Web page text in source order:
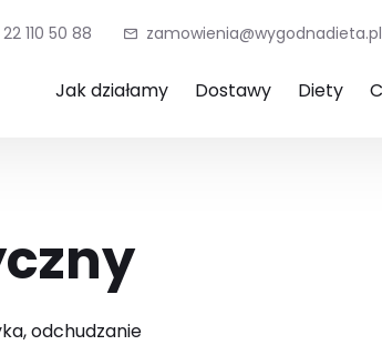
22 110 50 88 zamowienia@wygodnadieta.pl
Jak działamy Dostawy Diety
odchudzanie